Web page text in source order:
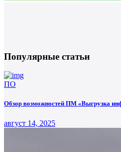
Популярные статьи
ПО
Обзор возможностей ПМ «Выгрузка
август 14, 2025